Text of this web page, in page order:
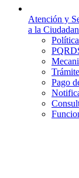
Atención y
a la
Pago